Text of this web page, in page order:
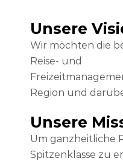
Unsere
Wir möchten die
Reise- und
Region und
Unsere
Um ganzheitliche
Spitzenklasse zu